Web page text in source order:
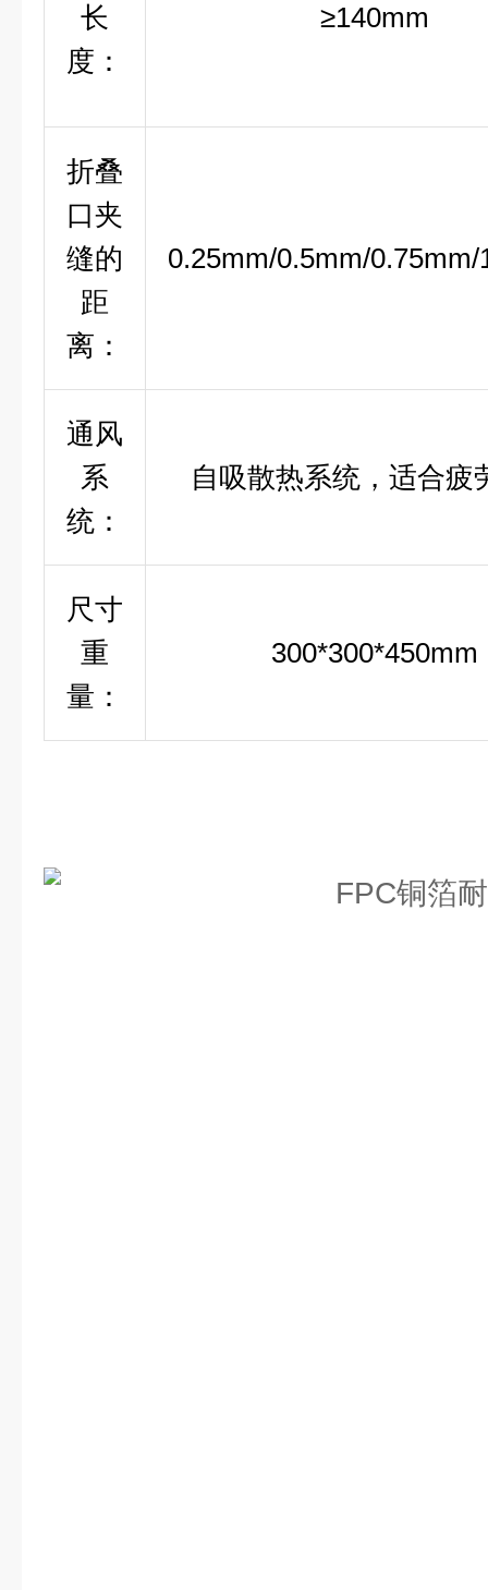
长
度：
≥140mm
折叠
口夹
缝的
距
离：
0.25mm/0.5mm/0.75mm/
通风
系
统：
自吸散热系统，适合疲
尺寸
重
量：
300*300*450mm